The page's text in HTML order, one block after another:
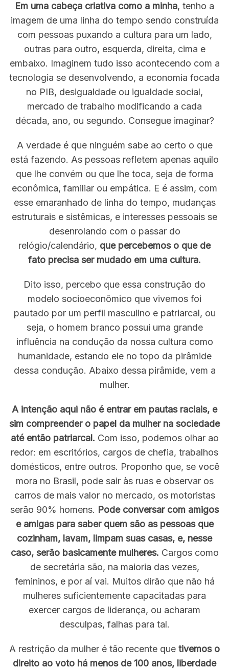
Em uma cabeça criativa como a minha, tenho a
imagem de uma linha do tempo sendo construída
com pessoas puxando a cultura para um lado,
outras para outro, esquerda, direita, cima e
embaixo. Imaginem tudo isso acontecendo com a
tecnologia se desenvolvendo, a economia focada
no PIB, desigualdade ou igualdade social,
mercado de trabalho modificando a cada
década, ano, ou segundo. Consegue imaginar?
A verdade é que ninguém sabe ao certo o que
está fazendo. As pessoas refletem apenas aquilo
que lhe convém ou que lhe toca, seja de forma
econômica, familiar ou empática. E é assim, com
esse emaranhado de linha do tempo, mudanças
estruturais e sistêmicas, e interesses pessoais se
desenrolando com o passar do
relógio/calendário, que percebemos o que de
fato precisa ser mudado em uma cultura.
Dito isso, percebo que essa construção do
modelo socioeconômico que vivemos foi
pautado por um perfil masculino e patriarcal, ou
seja, o homem branco possui uma grande
influência na condução da nossa cultura como
humanidade, estando ele no topo da pirâmide
dessa condução. Abaixo dessa pirâmide, vem a
mulher.
A intenção aqui não é entrar em pautas raciais, e
sim compreender o papel da mulher na sociedade
até então patriarcal. Com isso, podemos olhar ao
redor: em escritórios, cargos de chefia, trabalhos
domésticos, entre outros. Proponho que, se você
mora no Brasil, pode sair às ruas e observar os
carros de mais valor no mercado, os motoristas
serão 90% homens. Pode conversar com amigos
e amigas para saber quem são as pessoas que
cozinham, lavam, limpam suas casas, e, nesse
caso, serão basicamente mulheres. Cargos como
de secretária são, na maioria das vezes,
femininos, e por aí vai. Muitos dirão que não há
mulheres suficientemente capacitadas para
exercer cargos de liderança, ou acharam
desculpas, falhas para tal.
A restrição da mulher é tão recente que tivemos o
direito ao voto há menos de 100 anos, liberdade